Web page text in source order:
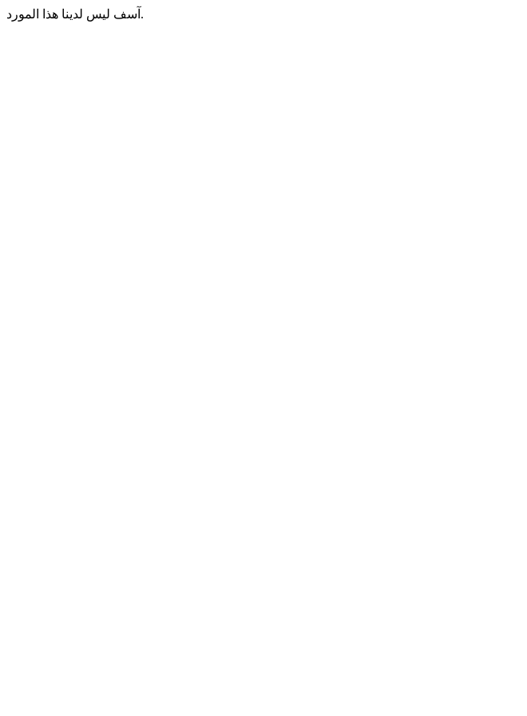
آسف ليس لدينا هذا المورد.